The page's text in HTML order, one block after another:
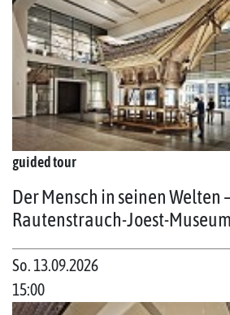
guided tour
Der Mensch in seinen Welten
Rautenstrauch-Joest-
So. 13.09.2026
15:00